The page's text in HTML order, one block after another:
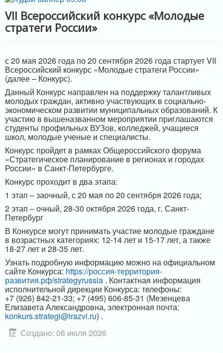
VII Всероссийский конкурс «Молодые
стратеги России»
с 20 мая 2026 года по 20 сентября 2026 года стартует VII
Всероссийский конкурс «Молодые стратеги России»
(далее – Конкурс).
Данный Конкурс направлен на поддержку талантливых
молодых граждан, активно участвующих в социально-
экономическом развитии муниципальных образований. К
участию в вышеназванном мероприятии приглашаются
студенты профильных ВУЗов, колледжей, учащиеся
школ, молодые ученые и специалисты.
Конкурс пройдет в рамках Общероссийского форума
«Стратегическое планирование в регионах и городах
России» в Санкт-Петербурге.
Конкурс проходит в два этапа:
1 этап – заочный, с 20 мая по 20 сентября 2026 года;
2 этап – очный, 28-30 октября 2026 года, г. Санкт-
Петербург
В Конкурсе могут принимать участие молодые граждане
в возрастных категориях: 12-14 лет и 15-17 лет, а также
18-27 лет и 28-35 лет.
Узнать подробную информацию можно на официальном
сайте Конкурса: https://россия-территория-
развития.рф/strategyrussia . Контактная информация
исполнительной дирекции Конкурса: телефоны:
+7 (926) 842-21-33; +7 (495) 606-85-31 (Мезенцева
Елизавета Александровна, электронная почта:
konkurs.strategi@irazvi.ru) .
Создано: 06 июля 2026